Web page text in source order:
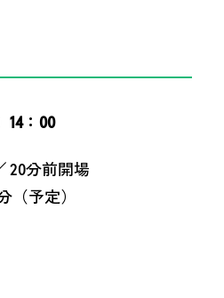
14：00
20分前開場
（予定）